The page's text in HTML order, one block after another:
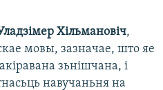
Хільмановіч,
мовы, зазначае, што яе
зьнішчана, і
навучаньня на